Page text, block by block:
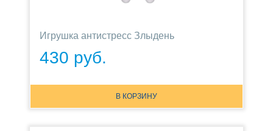
Игрушка антистресс Злыдень
430 руб.
В КОРЗИНУ